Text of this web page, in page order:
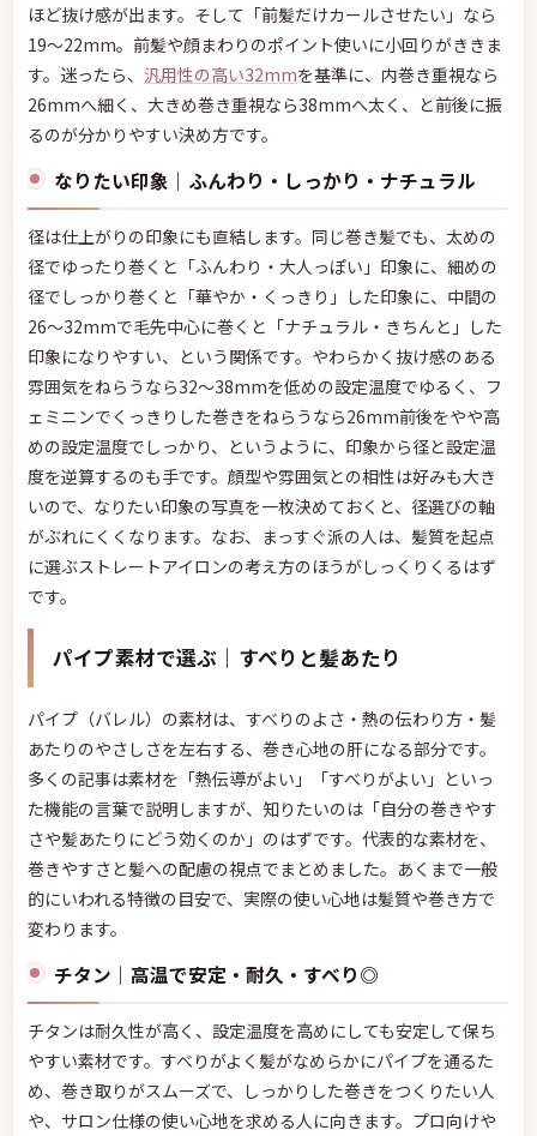
ほど抜け感が出ます。そして「前髪だけカールさせたい」なら
19〜22mm。前髪や顔まわりのポイント使いに小回りがききま
す。迷ったら、 汎用性の高い32mmを基準に、内巻き重視なら
26mmへ細く、大きめ巻き重視なら38mmへ太く、と前後に振
るのが分かりやすい決め方です。
なりたい印象｜ふんわり・しっかり・ナチュラル
径は仕上がりの印象にも直結します。同じ巻き髪でも、太めの
径でゆったり巻くと「ふんわり・大人っぽい」印象に、細めの
径でしっかり巻くと「華やか・くっきり」した印象に、中間の
26〜32mmで毛先中心に巻くと「ナチュラル・きちんと」した
印象になりやすい、という関係です。やわらかく抜け感のある
雰囲気をねらうなら32〜38mmを低めの設定温度でゆるく、フ
ェミニンでくっきりした巻きをねらうなら26mm前後をやや高
めの設定温度でしっかり、というように、印象から径と設定温
度を逆算するのも手です。顔型や雰囲気との相性は好みも大き
いので、なりたい印象の写真を一枚決めておくと、径選びの軸
がぶれにくくなります。なお、まっすぐ派の人は、髪質を起点
に選ぶストレートアイロンの考え方のほうがしっくりくるはず
です。
パイプ素材で選ぶ｜すべりと髪あたり
パイプ（バレル）の素材は、すべりのよさ・熱の伝わり方・髪
あたりのやさしさを左右する、巻き心地の肝になる部分です。
多くの記事は素材を「熱伝導がよい」「すべりがよい」といっ
た機能の言葉で説明しますが、知りたいのは「自分の巻きやす
さや髪あたりにどう効くのか」のはずです。代表的な素材を、
巻きやすさと髪への配慮の視点でまとめました。あくまで一般
的にいわれる特徴の目安で、実際の使い心地は髪質や巻き方で
変わります。
チタン｜高温で安定・耐久・すべり◎
チタンは耐久性が高く、設定温度を高めにしても安定して保ち
やすい素材です。すべりがよく髪がなめらかにパイプを通るた
め、巻き取りがスムーズで、しっかりした巻きをつくりたい人
や、サロン仕様の使い心地を求める人に向きます。プロ向けや